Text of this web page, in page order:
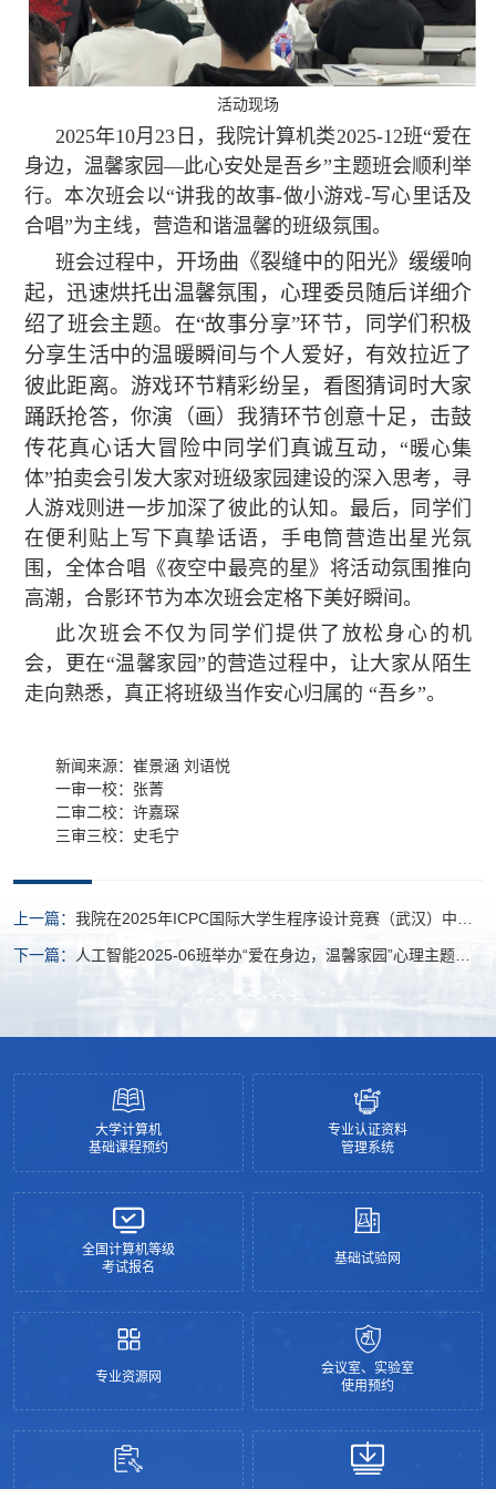
活动现场
2025年10月23日，我院计算机类2025-12班“爱在
身边，温馨家园—此心安处是吾乡”主题班会顺利举
行。本次班会以“讲我的故事-做小游戏-写心里话及
合唱”为主线，营造和谐温馨的班级氛围。
班会过程中， 开场曲《裂缝中的阳光》缓缓响
起，迅速烘托出温馨氛围，心理委员随后详细介
绍了班会主题。在“故事分享”环节，同学们积极
分享生活中的温暖瞬间与个人爱好，有效拉近了
彼此距离。游戏环节精彩纷呈，看图猜词时大家
踊跃抢答，你演（画）我猜环节创意十足，击鼓
传花真心话大冒险中同学们真诚互动 ，“暖心集
体”拍卖会引发大家对班级家园建设的深入思考，寻
人游戏则进一步加深了彼此的认知。最后，同学们
在便利贴上写下真挚话语，手电筒营造出星光氛
围，全体合唱《夜空中最亮的星》将活动氛围推向
高潮，合影环节为本次班会定格下美好瞬间。
此次班会不仅为同学们提供了放松身心的机
会，更在“温馨家园”的营造过程中，让大家从陌生
走向熟悉，真正将班级当作安心归属的 “吾乡”。
新闻来源：崔景涵 刘语悦
一审一校：张菁
二审二校：许嘉琛
三审三校：史毛宁
上一篇： 我院在2025年ICPC国际大学生程序设计竞赛（武汉）中喜
获佳绩
下一篇： 人工智能2025-06班举办“爱在身边，温馨家园”心理主题班
大学计算机
基础课程预约
专业认证资料
管理系统
全国计算机等级
考试报名
基础试验网
专业资源网
会议室、实验室
使用预约